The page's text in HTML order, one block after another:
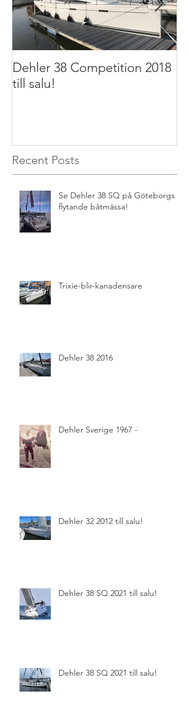
Dehler 38 Competition 2018
till salu!
Recent Posts
Se Dehler 38 SQ på Göteborgs
flytande båtmässa!
Trixie-blir-kanadensare
Dehler 38 2016
Dehler Sverige 1967 -
Dehler 32 2012 till salu!
Dehler 38 SQ 2021 till salu!
Dehler 38 SQ 2021 till salu!